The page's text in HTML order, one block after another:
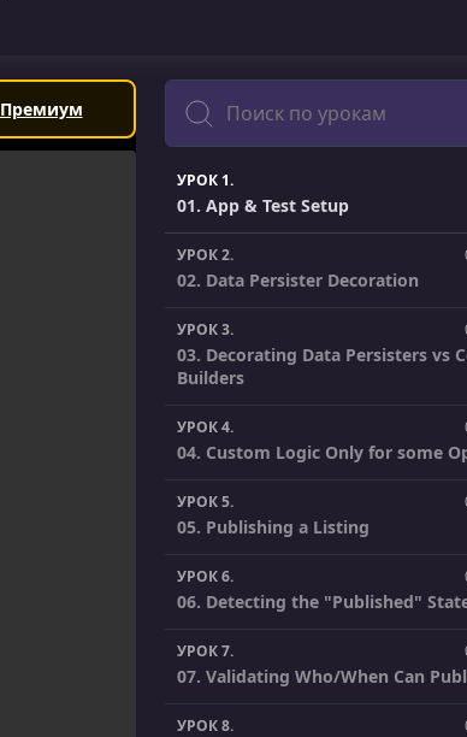
Премиум
Поиск
УРОК 1.
01. App & Test Setup
УРОК 2.
02. Data Persister Decoration
УРОК 3.
03. Decorating Data Persisters vs
Builders
УРОК 4.
04. Custom Logic Only for some
УРОК 5.
05. Publishing a Listing
УРОК 6.
06. Detecting the "Published"
УРОК 7.
07. Validating Who/When Can
УРОК 8.